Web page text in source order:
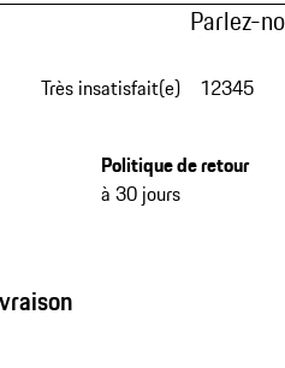
Parlez-
Très insatisfait(e) 12345
Politique de retour
à 30 jours